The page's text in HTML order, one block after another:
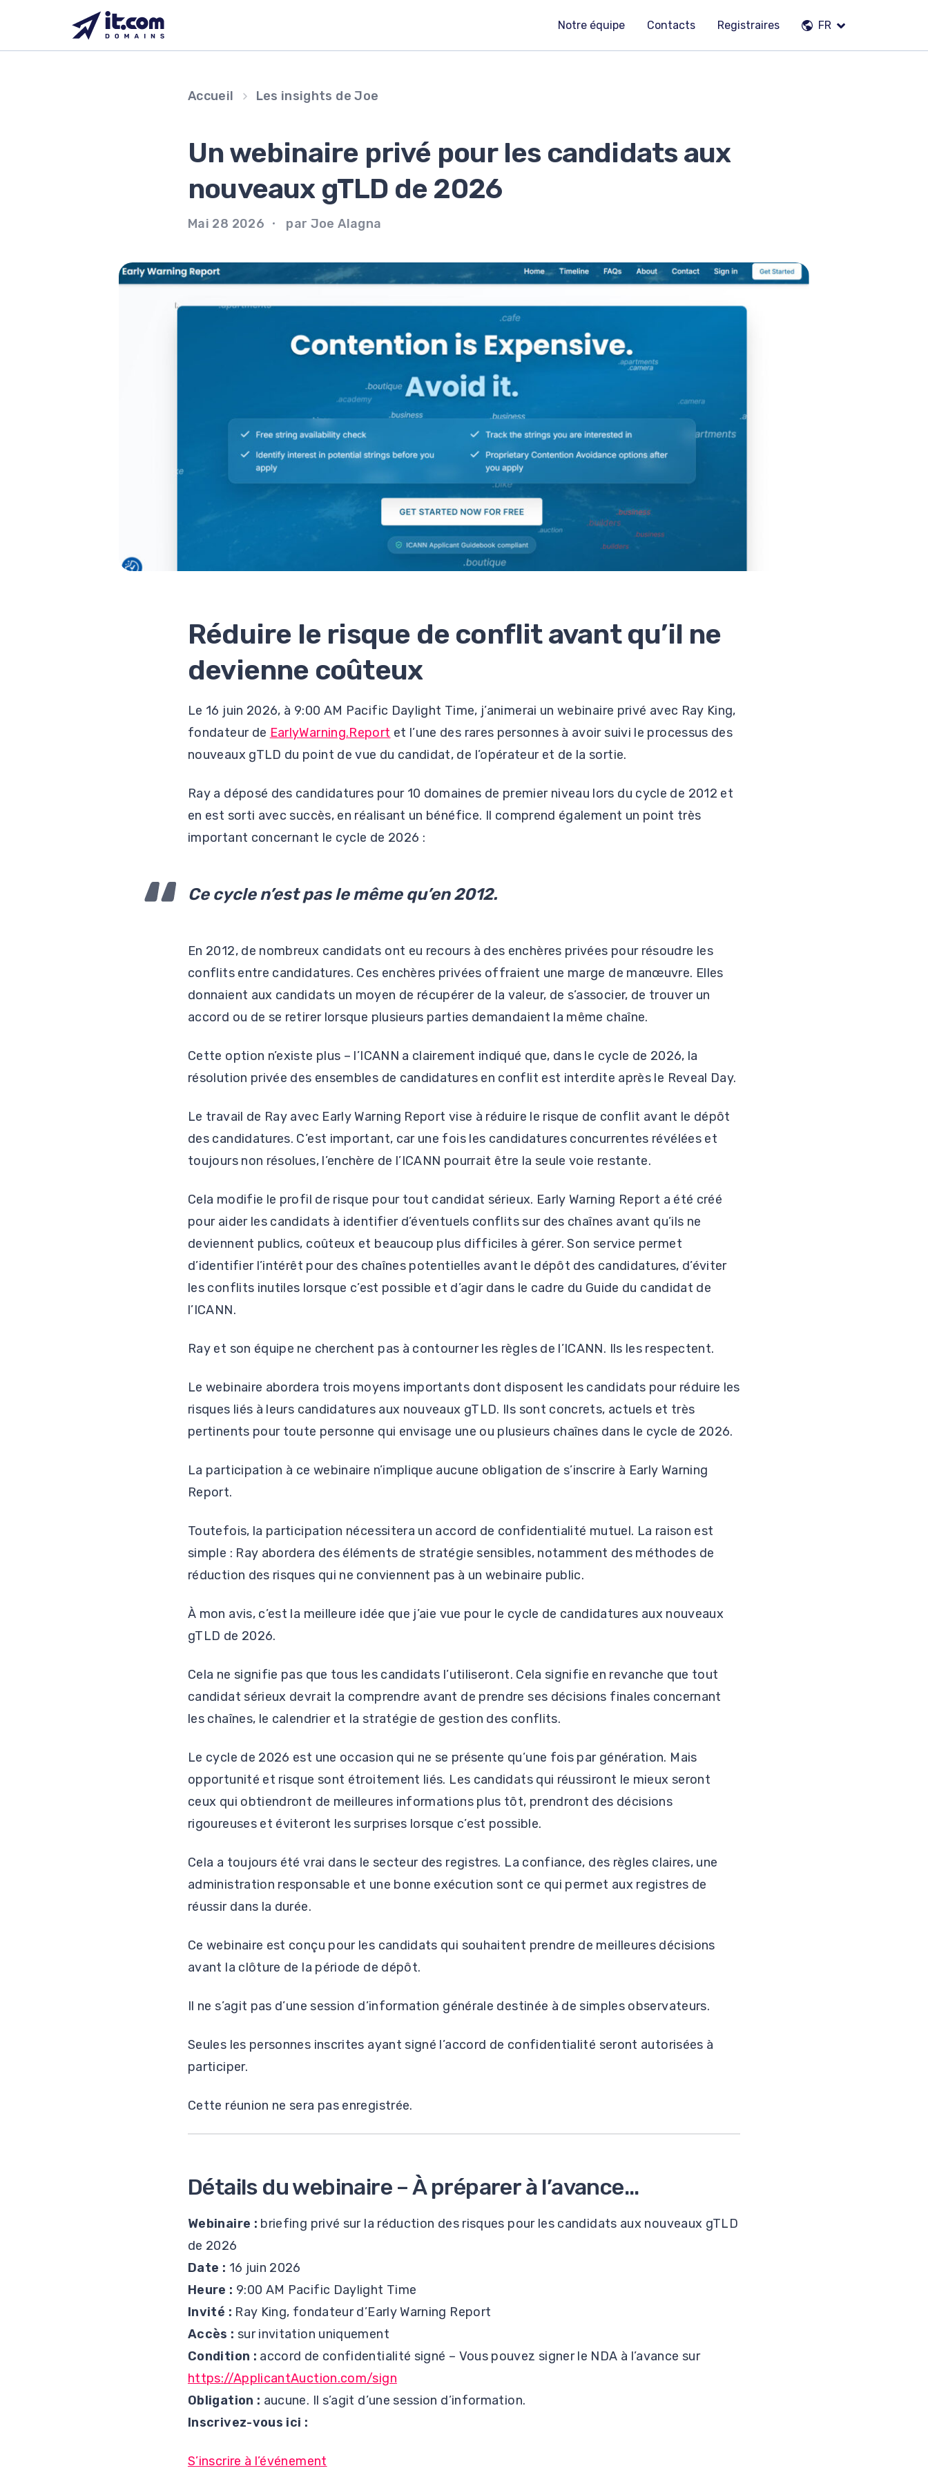
Notre équipe Contacts Registraires FR
Accueil Les insights de Joe
Un webinaire privé pour les candidats aux
nouveaux gTLD de 2026
Mai 28 2026 par Joe Alagna
Réduire le risque de conflit avant qu’il ne
devienne coûteux
Le 16 juin 2026, à 9:00 AM Pacific Daylight Time, j’animerai un webinaire privé avec Ray King,
fondateur de EarlyWarning.Report et l’une des rares personnes à avoir suivi le processus des
nouveaux gTLD du point de vue du candidat, de l’opérateur et de la sortie.
Ray a déposé des candidatures pour 10 domaines de premier niveau lors du cycle de 2012 et
en est sorti avec succès, en réalisant un bénéfice. Il comprend également un point très
important concernant le cycle de 2026 :
Ce cycle n’est pas le même qu’en 2012.
En 2012, de nombreux candidats ont eu recours à des enchères privées pour résoudre les
conflits entre candidatures. Ces enchères privées offraient une marge de manœuvre. Elles
donnaient aux candidats un moyen de récupérer de la valeur, de s’associer, de trouver un
accord ou de se retirer lorsque plusieurs parties demandaient la même chaîne.
Cette option n’existe plus – l’ICANN a clairement indiqué que, dans le cycle de 2026, la
résolution privée des ensembles de candidatures en conflit est interdite après le Reveal Day.
Le travail de Ray avec Early Warning Report vise à réduire le risque de conflit avant le dépôt
des candidatures. C’est important, car une fois les candidatures concurrentes révélées et
toujours non résolues, l’enchère de l’ICANN pourrait être la seule voie restante.
Cela modifie le profil de risque pour tout candidat sérieux. Early Warning Report a été créé
pour aider les candidats à identifier d’éventuels conflits sur des chaînes avant qu’ils ne
deviennent publics, coûteux et beaucoup plus difficiles à gérer. Son service permet
d’identifier l’intérêt pour des chaînes potentielles avant le dépôt des candidatures, d’éviter
les conflits inutiles lorsque c’est possible et d’agir dans le cadre du Guide du candidat de
l’ICANN.
Ray et son équipe ne cherchent pas à contourner les règles de l’ICANN. Ils les respectent.
Le webinaire abordera trois moyens importants dont disposent les candidats pour réduire les
risques liés à leurs candidatures aux nouveaux gTLD. Ils sont concrets, actuels et très
pertinents pour toute personne qui envisage une ou plusieurs chaînes dans le cycle de 2026.
La participation à ce webinaire n’implique aucune obligation de s’inscrire à Early Warning
Report.
Toutefois, la participation nécessitera un accord de confidentialité mutuel. La raison est
simple : Ray abordera des éléments de stratégie sensibles, notamment des méthodes de
réduction des risques qui ne conviennent pas à un webinaire public.
À mon avis, c’est la meilleure idée que j’aie vue pour le cycle de candidatures aux nouveaux
gTLD de 2026.
Cela ne signifie pas que tous les candidats l’utiliseront. Cela signifie en revanche que tout
candidat sérieux devrait la comprendre avant de prendre ses décisions finales concernant
les chaînes, le calendrier et la stratégie de gestion des conflits.
Le cycle de 2026 est une occasion qui ne se présente qu’une fois par génération. Mais
opportunité et risque sont étroitement liés. Les candidats qui réussiront le mieux seront
ceux qui obtiendront de meilleures informations plus tôt, prendront des décisions
rigoureuses et éviteront les surprises lorsque c’est possible.
Cela a toujours été vrai dans le secteur des registres. La confiance, des règles claires, une
administration responsable et une bonne exécution sont ce qui permet aux registres de
réussir dans la durée.
Ce webinaire est conçu pour les candidats qui souhaitent prendre de meilleures décisions
avant la clôture de la période de dépôt.
Il ne s’agit pas d’une session d’information générale destinée à de simples observateurs.
Seules les personnes inscrites ayant signé l’accord de confidentialité seront autorisées à
participer.
Cette réunion ne sera pas enregistrée.
Détails du webinaire – À préparer à l’avance...
Webinaire : briefing privé sur la réduction des risques pour les candidats aux nouveaux gTLD
de 2026
Date : 16 juin 2026
Heure : 9:00 AM Pacific Daylight Time
Invité : Ray King, fondateur d’Early Warning Report
Accès : sur invitation uniquement
Condition : accord de confidentialité signé – Vous pouvez signer le NDA à l’avance sur
https://ApplicantAuction.com/sign
Obligation : aucune. Il s’agit d’une session d’information.
Inscrivez-vous ici :
S’inscrire à l’événement